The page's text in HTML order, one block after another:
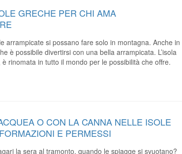
GRECHE PER CHI AMA
arrampicate si possano fare solo in montagna. Anche in
è possibile divertirsi con una bella arrampicata. L’isola
rinomata in tutto il mondo per le possibilità che offre.
O CON LA CANNA NELLE ISOLE
E PERMESSI
la sera al tramonto, quando le spiagge si svuotano?